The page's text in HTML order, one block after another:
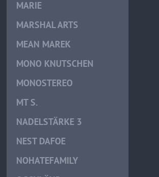
MARIE
MARSHAL ARTS
MEAN MAREK
MONO KNUTSCHEN
MONOSTEREO
MT S.
NADELSTÄRKE 3
NEST DAFOE
NOHATEFAMILY